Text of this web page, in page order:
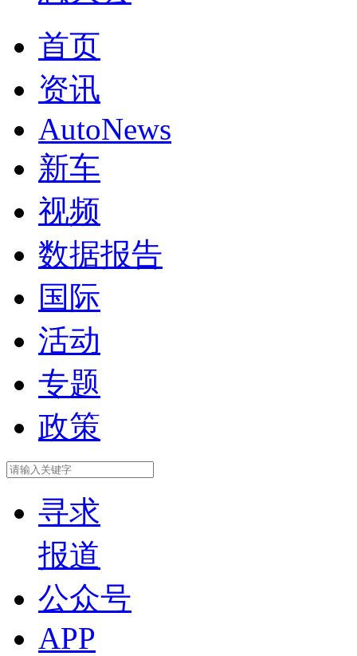
首页
资讯
AutoNews
新车
视频
数据报告
国际
活动
专题
政策
寻求
报道
公众号
APP